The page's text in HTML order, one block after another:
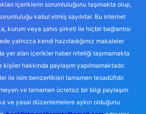
içeriklerin sorumluluğunu taşımakta olup,
kabul etmiş sayılırlar. Bu internet
kurum veya şahıs şirketi ile hiçbir bağlantısı
yalnızca kendi hazırladığımız makaleler
yer alan içerikler haber niteliği taşımamakta
hakkında paylaşım yapılmamaktadır.
ile isim benzerlikleri tamamen tesadüfidir.
ve tamamen ücretsiz bir bilgi paylaşım
ve yasal düzenlemelere aykırı olduğunu